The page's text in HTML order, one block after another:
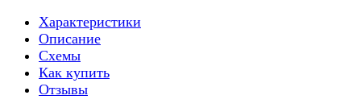
Характеристики
Описание
Схемы
Как купить
Отзывы